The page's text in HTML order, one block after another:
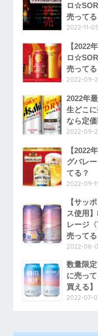
ロ
売ってる
2022-11-05
【2022
ロ
売ってる
2022-09-
2022年
生どこ
なら定価
2022-09-
【2022
グバレ
てる？
2022-09-
【サッ
ス使用
レージ
売ってる
2022-08-
数量限
に売っ
買える】
2022-07-